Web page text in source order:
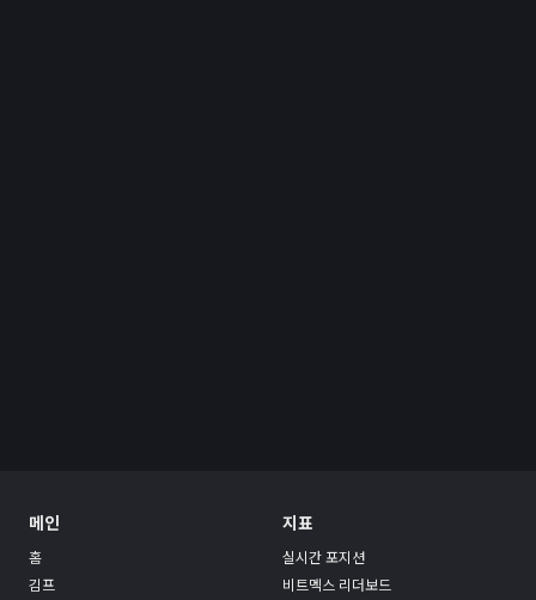
메인
홈
김프
지표
실시간 포지션
비트멕스 리더보드